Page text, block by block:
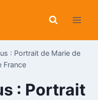
: Portrait de Marie de
France
: Portrait